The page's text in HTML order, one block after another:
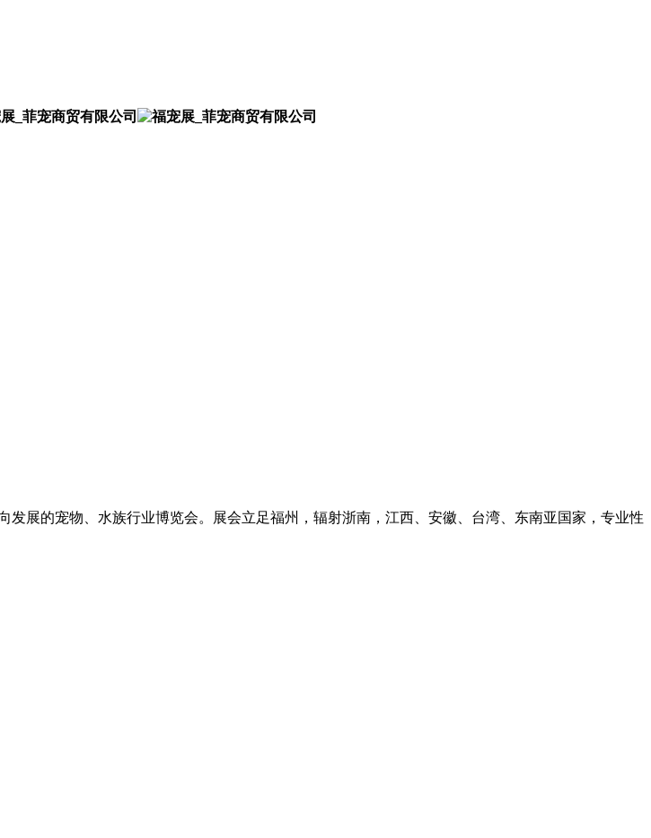
展的宠物、水族行业博览会。展会立足福州，辐射浙南，江西、安徽、台湾、东南亚国家，专业性